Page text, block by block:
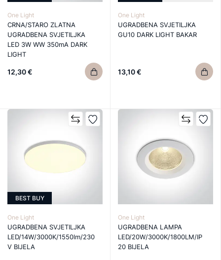
One Light
CRNA/STARO ZLATNA
UGRADBENA SVJETILJKA
LED 3W WW 350mA DARK
LIGHT
12,30 €
One Light
UGRADBENA SVJETILJKA
GU10 DARK LIGHT BAKAR
13,10 €
BEST BUY
One Light
UGRADBENA SVJETILJKA
LED/14W/3000K/1550lm/230
V BIJELA
One Light
UGRADBENA LAMPA
LED/20W/3000K/1800LM/IP
20 BIJELA